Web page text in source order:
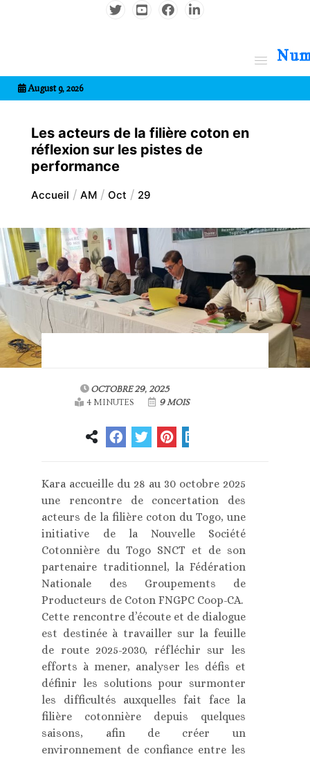
August 9, 2026
Les acteurs de la filière coton en
réflexion sur les pistes de
performance
Accueil AM Oct 29
OCTOBRE 29, 2025
4 MINUTES
9 MOIS
Kara accueille du 28 au 30 octobre 2025
une rencontre de concertation des
acteurs de la filière coton du Togo, une
initiative de la Nouvelle Société
Cotonnière du Togo SNCT et de son
partenaire traditionnel, la Fédération
Nationale des Groupements de
Producteurs de Coton FNGPC Coop-CA.
Cette rencontre d’écoute et de dialogue
est destinée à travailler sur la feuille
de route 2025-2030, réfléchir sur les
efforts à mener, analyser les défis et
définir les solutions pour surmonter
les difficultés auxquelles fait face la
filière cotonnière depuis quelques
saisons, afin de créer un
environnement de confiance entre les